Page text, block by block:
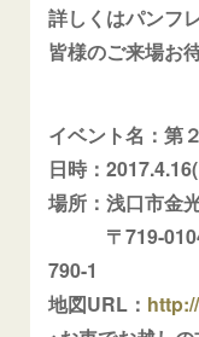
詳しくはパンフ
皆様のご来場お
イベント名：第
日時：
場所：浅口市金
〒719-0104
790-1
地図URL：